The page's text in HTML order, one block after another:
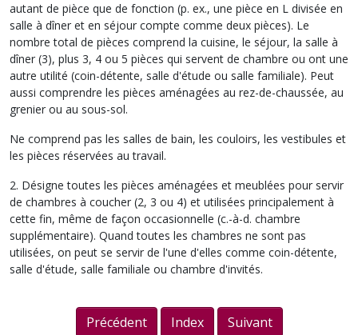
autant de pièce que de fonction (p. ex., une pièce en L divisée en
salle à dîner et en séjour compte comme deux pièces). Le
nombre total de pièces comprend la cuisine, le séjour, la salle à
dîner (3), plus 3, 4 ou 5 pièces qui servent de chambre ou ont une
autre utilité (coin-détente, salle d'étude ou salle familiale). Peut
aussi comprendre les pièces aménagées au rez-de-chaussée, au
grenier ou au sous-sol.
Ne comprend pas les salles de bain, les couloirs, les vestibules et
les pièces réservées au travail.
2. Désigne toutes les pièces aménagées et meublées pour servir
de chambres à coucher (2, 3 ou 4) et utilisées principalement à
cette fin, même de façon occasionnelle (c.-à-d. chambre
supplémentaire). Quand toutes les chambres ne sont pas
utilisées, on peut se servir de l'une d'elles comme coin-détente,
salle d'étude, salle familiale ou chambre d'invités.
Précédent Index Suivant